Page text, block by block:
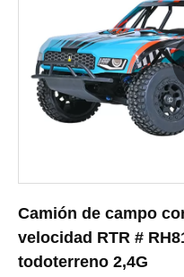
Camión de campo
velocidad RTR #
todoterreno 2,4G